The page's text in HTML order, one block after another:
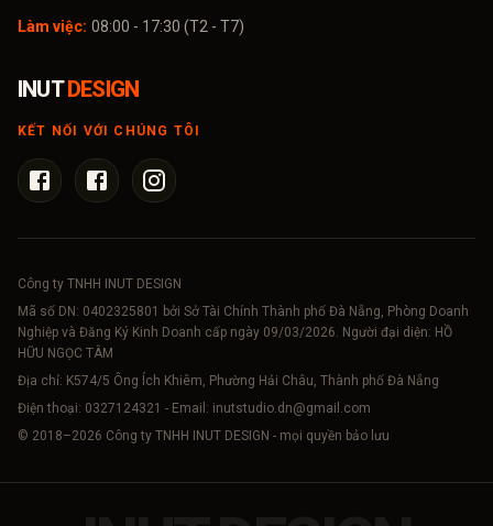
Làm việc: 08:00 - 17:30 (T2 - T7)
INUT DESIGN
KẾT NỐI VỚI CHÚNG TÔI
Công ty TNHH INUT DESIGN
Mã số DN: 0402325801
bởi Sở Tài Chính Thành phố Đà Nẵng, Phòng Doanh
Nghiệp và Đăng Ký Kinh Doanh cấp ngày 09/03/2026. Người đại diện: HỒ
HỮU NGỌC TÂM
Địa chỉ: K574/5 Ông Ích Khiêm, Phường Hải Châu, Thành phố Đà Nẵng
Điện thoại: 0327124321 - Email: inutstudio.dn@gmail.com
© 2018–2026 Công ty TNHH INUT DESIGN - mọi quyền bảo lưu